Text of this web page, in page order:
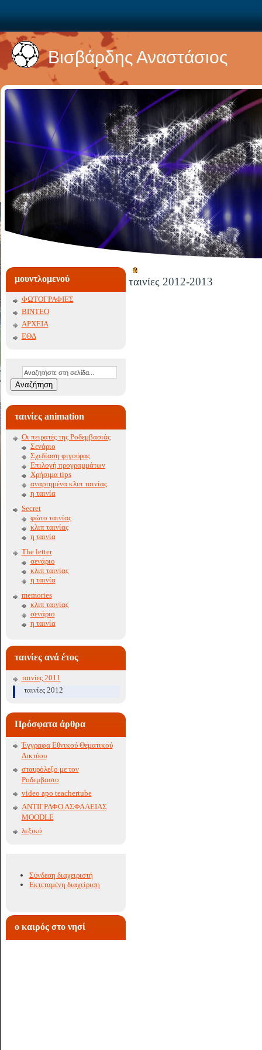
Βισβάρδης Αναστάσιος
μουντλομενού
ΦΩΤΟΓΡΑΦΙΕΣ
ΒΙΝΤΕΟ
ΑΡΧΕΙΑ
ΕΘΔ
ταινίες animation
Οι πειρατές της Ροδεμβασιάς
Σενάριο
Σχεδίαση φιγούρας
Επιλογή προγραμμάτων
Xρήσιμα tips
αναρτημένα κλιπ ταινίας
η ταινία
Secret
φώτο ταινίας
κλιπ ταινίας
η ταινία
The letter
σενάριο
κλιπ ταινίας
η ταινία
memories
κλιπ ταινίας
σενάριο
η ταινία
ταινίες ανά έτος
ταινίες 2011
ταινίες 2012
Πρόσφατα άρθρα
Έγγραφα Εθνικού Θεματικού
Δικτύου
σταυρόλεξο με τον
Ροδεμβασιο
video apo teachertube
ΑΝΤΙΓΡΑΦΟ ΑΣΦΑΛΕΙΑΣ
MOODLE
λεξικό
Σύνδεση διαχειριστή
Εκτεταμένη διαχείριση
ο καιρός στο νησί
ταινίες 2012-2013